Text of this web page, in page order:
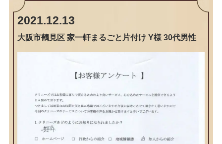
2021.12.13
大阪市鶴見区 家一軒まるごと片付け Y様 30代男性